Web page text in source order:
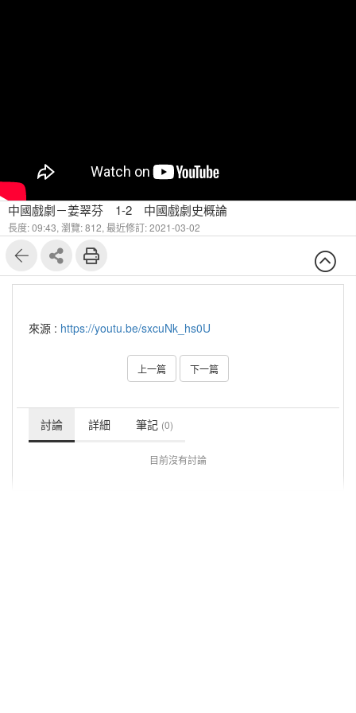
中國戲劇－姜翠芬 1-2 中國戲劇史概論
長度: 09:43, 瀏覽: 812, 最近修訂: 2021-03-02
來源 : https://youtu.be/sxcuNk_hs0U
上一篇 下一篇
討論 詳細 筆記 (0)
目前沒有討論